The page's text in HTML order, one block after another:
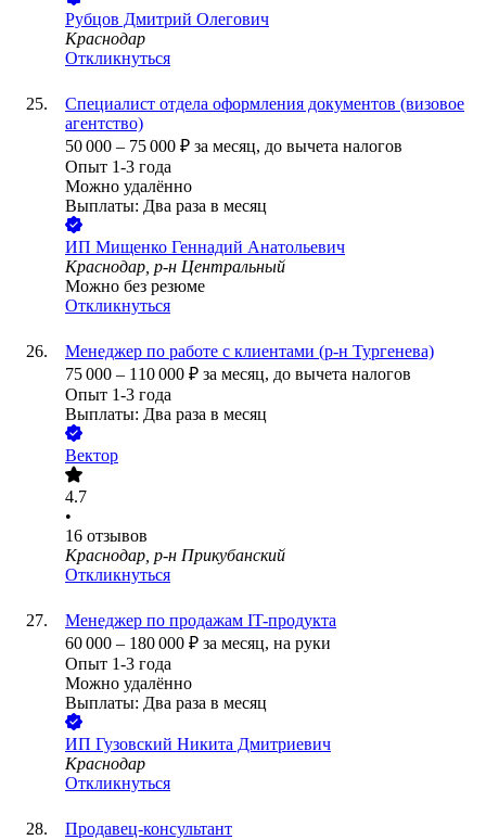
Рубцов Дмитрий Олегович
Краснодар
Откликнуться
Специалист отдела оформления документов (визовое
агентство)
50 000 – 75 000 ₽ за месяц, до вычета налогов
Опыт 1-3 года
Можно удалённо
Выплаты: Два раза в месяц
ИП Мищенко Геннадий Анатольевич
Краснодар, р-н Центральный
Можно без резюме
Откликнуться
Менеджер по работе с клиентами (р-н Тургенева)
75 000 – 110 000 ₽ за месяц, до вычета налогов
Опыт 1-3 года
Выплаты: Два раза в месяц
Вектор
4.7
•
16 отзывов
Краснодар, р-н Прикубанский
Откликнуться
Менеджер по продажам IT-продукта
60 000 – 180 000 ₽ за месяц, на руки
Опыт 1-3 года
Можно удалённо
Выплаты: Два раза в месяц
ИП Гузовский Никита Дмитриевич
Краснодар
Откликнуться
Продавец-консультант